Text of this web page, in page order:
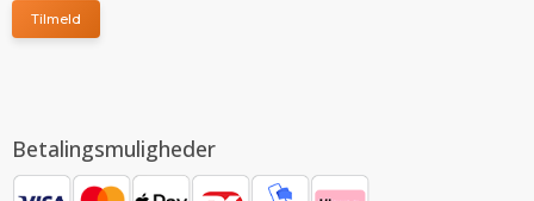
Tilmeld
Betalingsmuligheder